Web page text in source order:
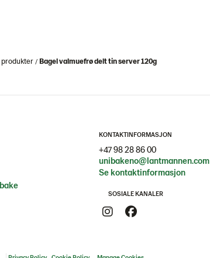
produkter Bagel valmuefrø delt tin server 120g
KONTAKTINFORMASJON
+47 98 28 86 00
unibakeno@lantmannen.com
Se kontaktinformasjon
SOSIALE KANALER